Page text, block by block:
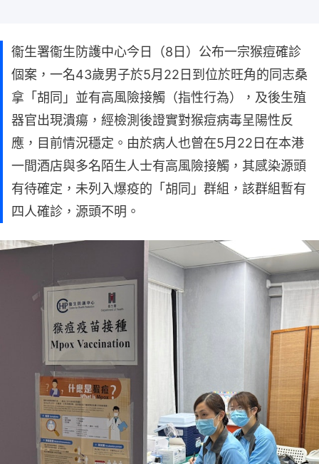
衞生署衞生防護中心今日（8日）公布一宗猴痘確診
個案，一名43歲男子於5月22日到位於旺角的同志桑
拿「胡同」並有高風險接觸（指性行為），及後生殖
器官出現潰瘍，經檢測後證實對猴痘病毒呈陽性反
應，目前情況穩定。由於病人也曾在5月22日在本港
一間酒店與多名陌生人士有高風險接觸，其感染源頭
有待確定，未列入爆疫的「胡同」群組，該群組暫有
四人確診，源頭不明。